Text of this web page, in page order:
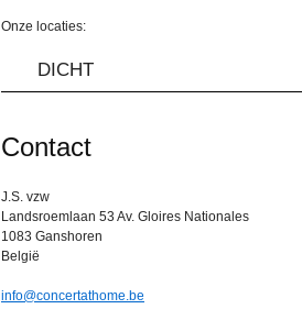
Onze locaties:
DICHT
Contact
J.S. vzw
Landsroemlaan 53 Av. Gloires Nationales
1083 Ganshoren
België
info@concertathome.be